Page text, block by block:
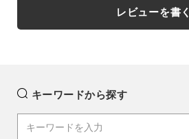
レビューを書く
キーワードから探す